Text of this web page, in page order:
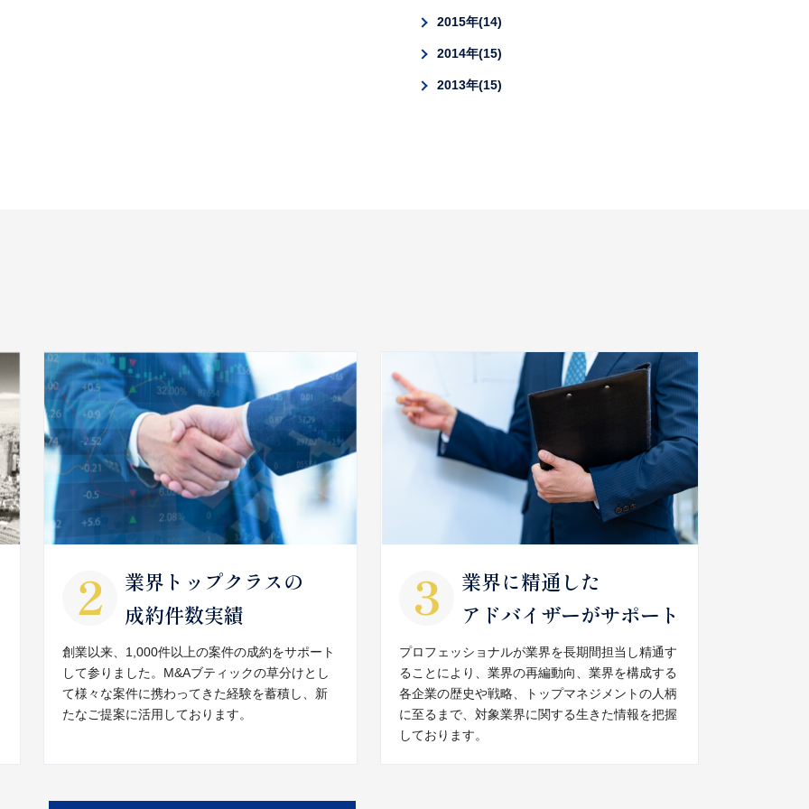
2015年 14
2014年 15
2013年 15
業界トップクラスの
成約件数実績
創業以来、1,000件以上の案件の成約をサポート
して参りました。M&Aブティックの草分けとし
て様々な案件に携わってきた経験を蓄積し、新
たなご提案に活用しております。
業界に精通した
アドバイザーがサポート
プロフェッショナルが業界を長期間担当し精通す
ることにより、業界の再編動向、業界を構成する
各企業の歴史や戦略、トップマネジメントの人柄
に至るまで、対象業界に関する生きた情報を把握
しております。